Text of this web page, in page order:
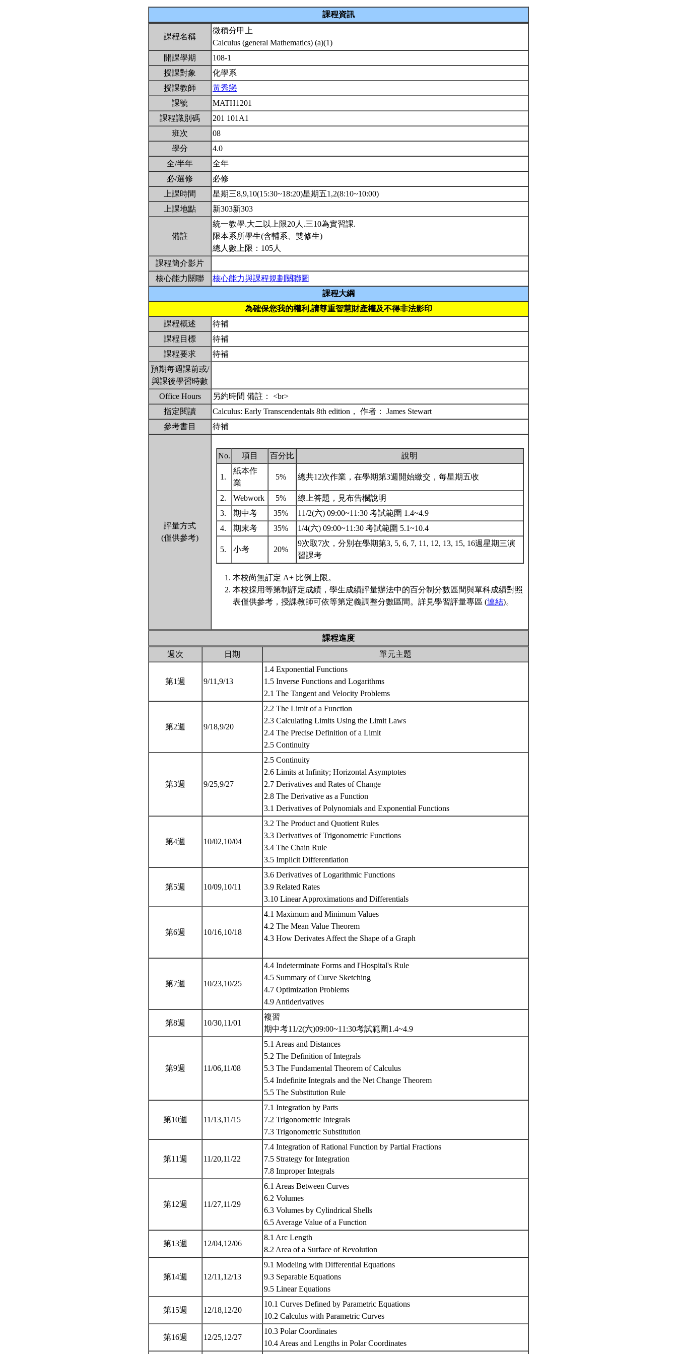
課程資訊
課程名稱
微積分甲上
Calculus (general Mathematics) (a)(1)
開課學期
108-1
授課對象
化學系
授課教師
黃秀戀
課號
MATH1201
課程識別碼
201 101A1
班次
08
學分
4.0
全/半年
全年
必/選修
必修
上課時間
星期三8,9,10(15:30~18:20)星期五1,2(8:10~10:00)
上課地點
新303新303
備註
統一教學.大二以上限20人.三10為實習課.
限本系所學生(含輔系、雙修生)
總人數上限：105人
課程簡介影片
核心能力關聯
核心能力與課程規劃關聯圖
課程大綱
為確保您我的權利,請尊重智慧財產權及不得非法影印
課程概述
待補
課程目標
待補
課程要求
待補
預期每週課前或/
與課後學習時數
Office Hours
另約時間 備註： <br>
指定閱讀
Calculus: Early Transcendentals 8th edition， 作者： James Stewart
參考書目
待補
評量方式
(僅供參考)
No. 項目 百分比 說明
1.
紙本作
業
5% 總共12次作業，在學期第3週開始繳交，每星期五收
2. Webwork 5%
線上答題，見布告欄說明
3.
期中考 35%
11/2(六) 09:00~11:30 考試範圍 1.4~4.9
4.
期末考 35% 1/4(六) 09:00~11:30 考試範圍 5.1~10.4
5. 小考 20%
9次取7次，分別在學期第3, 5, 6, 7, 11, 12, 13, 15, 16週星期三演
習課考
本校尚無訂定 A+ 比例上限。
本校採用等第制評定成績，學生成績評量辦法中的百分制分數區間與單科成績對照
表僅供參考，授課教師可依等第定義調整分數區間。詳見學習評量專區 (連結)。
課程進度
週次
日期 單元主題
第1週 9/11,9/13
1.4 Exponential Functions
1.5 Inverse Functions and Logarithms
2.1 The Tangent and Velocity Problems
第2週 9/18,9/20
2.2 The Limit of a Function
2.3 Calculating Limits Using the Limit Laws
2.4 The Precise Definition of a Limit
2.5 Continuity
第3週 9/25,9/27
2.5 Continuity
2.6 Limits at Infinity; Horizontal Asymptotes
2.7 Derivatives and Rates of Change
2.8 The Derivative as a Function
3.1 Derivatives of Polynomials and Exponential Functions
第4週 10/02,10/04
3.2 The Product and Quotient Rules
3.3 Derivatives of Trigonometric Functions
3.4 The Chain Rule
3.5 Implicit Differentiation
第5週 10/09,10/11
3.6 Derivatives of Logarithmic Functions
3.9 Related Rates
3.10 Linear Approximations and Differentials
第6週 10/16,10/18
4.1 Maximum and Minimum Values
4.2 The Mean Value Theorem
4.3 How Derivates Affect the Shape of a Graph
第7週 10/23,10/25
4.4 Indeterminate Forms and l'Hospital's Rule
4.5 Summary of Curve Sketching
4.7 Optimization Problems
4.9 Antiderivatives
第8週 10/30,11/01
複習
期中考11/2(六)09:00~11:30考試範圍1.4~4.9
第9週 11/06,11/08
5.1 Areas and Distances
5.2 The Definition of Integrals
5.3 The Fundamental Theorem of Calculus
5.4 Indefinite Integrals and the Net Change Theorem
5.5 The Substitution Rule
第10週 11/13,11/15
7.1 Integration by Parts
7.2 Trigonometric Integrals
7.3 Trigonometric Substitution
第11週 11/20,11/22
7.4 Integration of Rational Function by Partial Fractions
7.5 Strategy for Integration
7.8 Improper Integrals
第12週 11/27,11/29
6.1 Areas Between Curves
6.2 Volumes
6.3 Volumes by Cylindrical Shells
6.5 Average Value of a Function
第13週 12/04,12/06
8.1 Arc Length
8.2 Area of a Surface of Revolution
第14週 12/11,12/13
9.1 Modeling with Differential Equations
9.3 Separable Equations
9.5 Linear Equations
第15週 12/18,12/20
10.1 Curves Defined by Parametric Equations
10.2 Calculus with Parametric Curves
第16週 12/25,12/27
10.3 Polar Coordinates
10.4 Areas and Lengths in Polar Coordinates